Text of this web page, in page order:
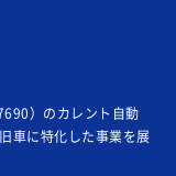
）のカレント自動
車に特化した事業を展